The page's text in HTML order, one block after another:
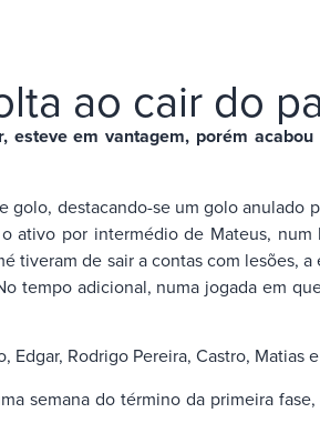
ao cair do
em vantagem, porém
destacando-se um golo anulado
por intermédio de Mateus,
de sair a contas com lesões,
tempo adicional, numa jogada em
Rodrigo Pereira, Castro, Matias
semana do término da primeira